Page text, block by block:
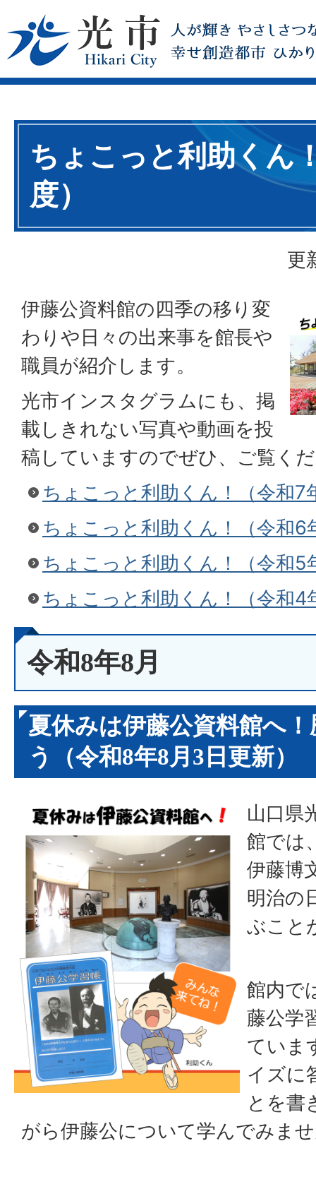
ちょこっと利助くん
度）
更
伊藤公資料館の四季の移り変
わりや日々の出来事を館長や
職員が紹介します。
光市インスタグラムにも、掲
載しきれない写真や動画を投
稿していますのでぜひ、ご覧く
ちょこっと利助くん！（令和7
ちょこっと利助くん！（令和6
ちょこっと利助くん！（令和5
ちょこっと利助くん！（令和4
令和8年8月
夏休みは伊藤公資料館へ
う（令和8年8月3日更新）
山口県
館では
伊藤博
明治の
ぶこと
館内で
藤公学
ていま
イズに
とを書
がら伊藤公について学んでみま